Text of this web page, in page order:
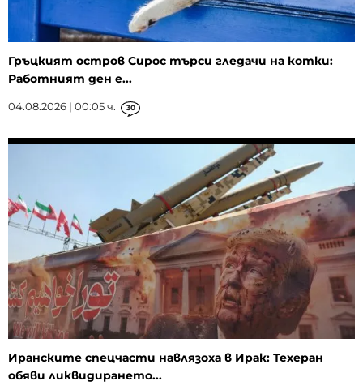
Гръцкият остров Сирос търси гледачи на котки:
Работният ден е...
04.08.2026 | 00:05 ч. 30
Иранските спецчасти навлязоха в Ирак: Техеран
обяви ликвидирането...